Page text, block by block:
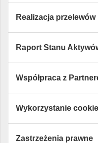
Realizacja przelewów
Raport Stanu
Współpraca z
Wykorzystanie
Zastrzeżenia prawne